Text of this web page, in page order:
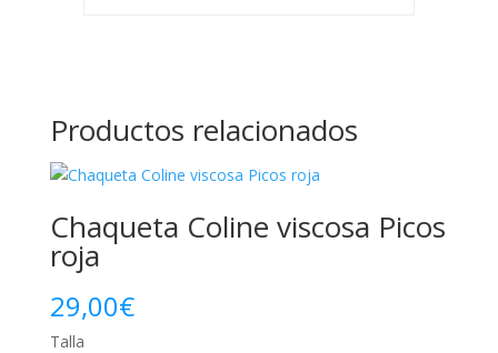
Productos relacionados
Chaqueta Coline viscosa Picos
roja
29,00€
Talla